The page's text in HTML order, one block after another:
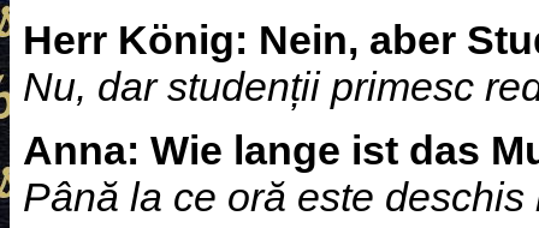
Herr König: Nein, aber
Nu, dar studenții primesc
Anna: Wie lange ist das
Până la ce oră este deschis